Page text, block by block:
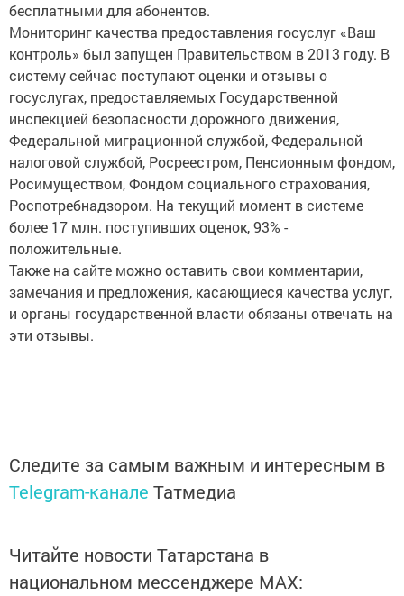
бесплатными для абонентов.
Мониторинг качества предоставления госуслуг «Ваш
контроль» был запущен Правительством в 2013 году. В
систему сейчас поступают оценки и отзывы о
госуслугах, предоставляемых Государственной
инспекцией безопасности дорожного движения,
Федеральной миграционной службой, Федеральной
налоговой службой, Росреестром, Пенсионным фондом,
Росимуществом, Фондом социального страхования,
Роспотребнадзором. На текущий момент в системе
более 17 млн. поступивших оценок, 93% -
положительные.
Также на сайте можно оставить свои комментарии,
замечания и предложения, касающиеся качества услуг,
и органы государственной власти обязаны отвечать на
эти отзывы.
Следите за самым важным и интересным в
Telegram-канале Татмедиа
Читайте новости Татарстана в
национальном мессенджере MАХ: